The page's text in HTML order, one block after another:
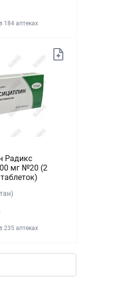
в 184 аптеках
Радикс
мг №20 (2
в 235 аптеках